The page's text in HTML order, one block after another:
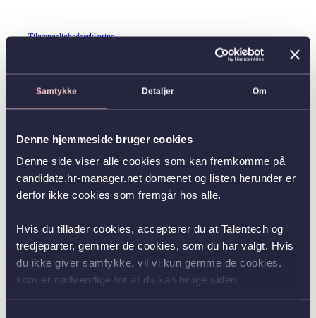
Samtykke Detaljer Om
Denne hjemmeside bruger cookies
Denne side viser alle cookies som kan fremkomme på
candidate.hr-manager.net domænet og listen herunder er
derfor ikke cookies som fremgår hos alle.
Hvis du tillader cookies, accepterer du at Talentech og
tredjeparter, gemmer de cookies, som du har valgt. Hvis
du ikke giver samtykke, vil vi kun gemme de cookies,
som er nødvendige for at du kan bruge siden.
Tilgængelighedserklæring